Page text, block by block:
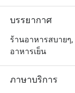
มิติ
บรรยากาศ
ร้านอาหารสบายๆ,
อาหารเย็น
ภาษาบริการ